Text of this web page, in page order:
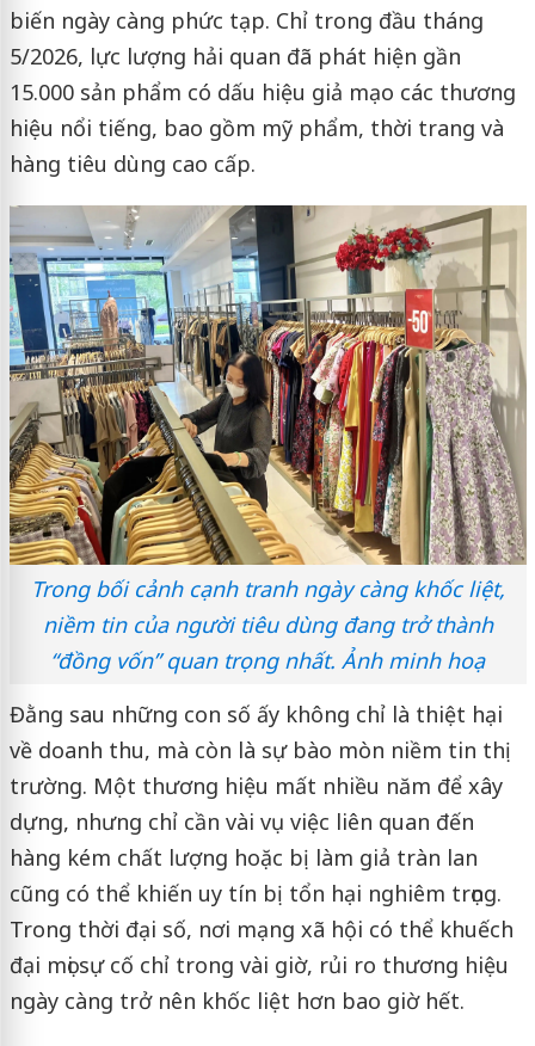
biến ngày càng phức tạp. Chỉ trong đầu tháng
5/2026, lực lượng hải quan đã phát hiện gần
15.000 sản phẩm có dấu hiệu giả mạo các thương
hiệu nổi tiếng, bao gồm mỹ phẩm, thời trang và
hàng tiêu dùng cao cấp.
Trong bối cảnh cạnh tranh ngày càng khốc liệt,
niềm tin của người tiêu dùng đang trở thành
“đồng vốn” quan trọng nhất. Ảnh minh hoạ
Đằng sau những con số ấy không chỉ là thiệt hại
về doanh thu, mà còn là sự bào mòn niềm tin thị
trường. Một thương hiệu mất nhiều năm để xây
dựng, nhưng chỉ cần vài vụ việc liên quan đến
hàng kém chất lượng hoặc bị làm giả tràn lan
cũng có thể khiến uy tín bị tổn hại nghiêm trọng.
Trong thời đại số, nơi mạng xã hội có thể khuếch
đại mọi sự cố chỉ trong vài giờ, rủi ro thương hiệu
ngày càng trở nên khốc liệt hơn bao giờ hết.